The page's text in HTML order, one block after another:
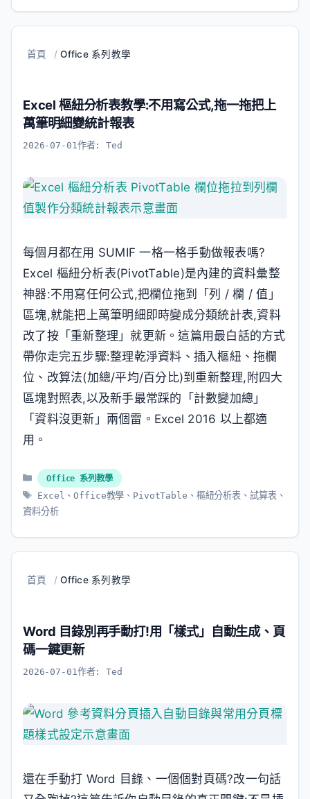
首頁 /Office 系列教學
Excel 樞紐分析表教學:不用寫公式,拖一拖把上
萬筆明細變統計報表
2026-07-01作者:Ted
每個月都在用 SUMIF 一格一格手動做報表嗎?
Excel 樞紐分析表(PivotTable)是內建的資料彙整
神器:不用寫任何公式,把欄位拖到「列 / 欄 / 值」
區塊,就能把上萬筆明細即時變成分類統計表,資料
改了按「重新整理」就更新。這篇用最白話的方式
帶你走完五步驟:整理乾淨資料、插入樞紐、拖欄
位、改算法(加總/平均/百分比)到重新整理,附四大
區塊對照表,以及新手最常踩的「計數變加總」
「資料沒更新」兩個雷。Excel 2016 以上都適
用。
分
類
Office 系列教學
標
籤
Excel 、Office教學 、 PivotTable 、 樞紐分析表 、 試算表、
資料分析
首頁 /Office 系列教學
Word 目錄別再手動打!用「樣式」自動生成、頁
碼一鍵更新
2026-07-01 作者:Ted
還在手動打 Word 目錄、一個個對頁碼?改一句話